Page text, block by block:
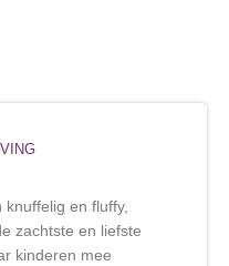
en fluffy,
zachtste en liefste
kinderen mee